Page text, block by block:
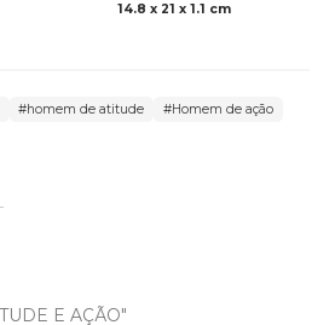
14.8 x 21 x 1.1 cm
#homem de atitude
#Homem de ação
E AÇÃO"